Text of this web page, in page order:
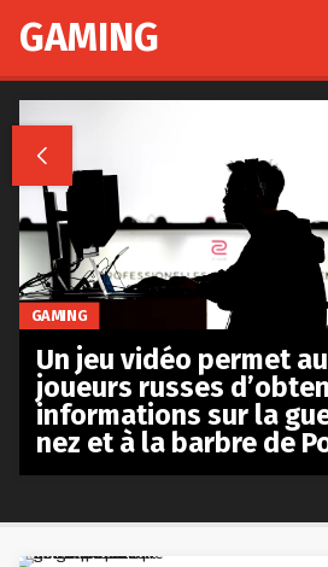
GAMING

GAMING
Un jeu vidéo permet
joueurs russes
informations sur la
nez et à la barbre de